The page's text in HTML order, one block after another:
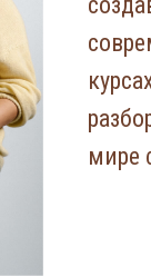
мире